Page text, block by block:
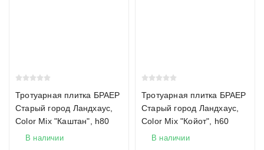
Тротуарная плитка БРАЕР
Старый город Ландхаус,
Color Mix "Каштан", h80
В наличии
Тротуарная плитка БРАЕР
Старый город Ландхаус,
Color Mix "Койот", h60
В наличии